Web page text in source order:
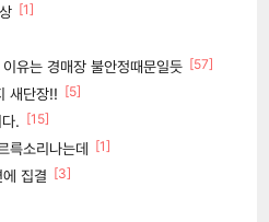
[1]
유는 경매장 불안정때문일듯 [57]
새단장!! [5]
. [15]
륵소리나는데 [1]
집결 [3]